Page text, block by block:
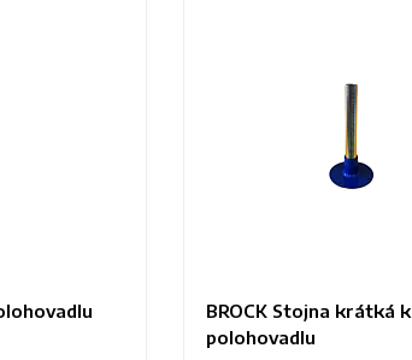
BROCK Stojna krátká k
polohovadlu